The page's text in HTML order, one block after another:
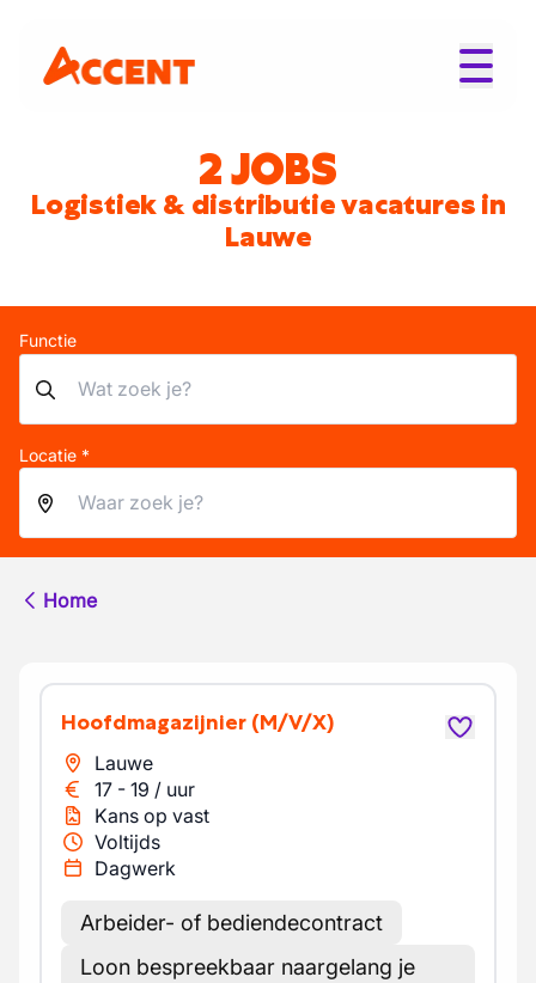
2 JOBS
Logistiek & distributie vacatures in
Lauwe
Functie
Locatie *
Home
Hoofdmagazijnier (M/V/X)
Lauwe
17 - 19 / uur
Kans op vast
Voltijds
Dagwerk
Arbeider- of bediendecontract
Loon bespreekbaar naargelang je